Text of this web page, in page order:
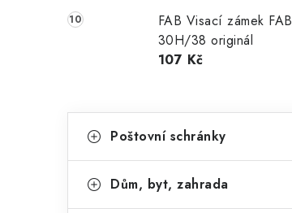
FAB Visací zámek FAB
30H/38 originál
107 Kč
kategorie
a
e
Poštovní schránky
Dům, byt, zahrada